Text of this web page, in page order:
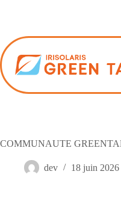
COMMUNAUTE
dev 18 juin 2026